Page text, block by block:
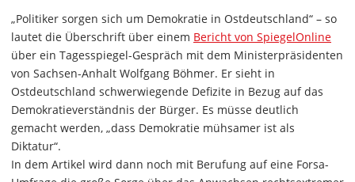
„Politiker sorgen sich um Demokratie in Ostdeutschland“ – so
lautet die Überschrift über einem Bericht von SpiegelOnline
über ein Tagesspiegel-Gespräch mit dem Ministerpräsidenten
von Sachsen-Anhalt Wolfgang Böhmer. Er sieht in
Ostdeutschland schwerwiegende Defizite in Bezug auf das
Demokratieverständnis der Bürger. Es müsse deutlich
gemacht werden, „dass Demokratie mühsamer ist als
Diktatur“.
In dem Artikel wird dann noch mit Berufung auf eine Forsa-